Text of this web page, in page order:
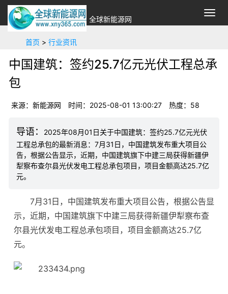
切
换
全球新能源网
首页 > 行业资讯
中国建筑：签约25.7亿元光伏工程总承
包
来源：新能源网 时间：2025-08-01 13:00:27 热度： 58
2025年08月01日关于中国建筑：签约25.7亿元光伏
工程总承包的最新消息：7月31日，中国建筑发布重大项目公
告，根据公告显示，近期，中国建筑旗下中建三局获得新疆伊
犁察布查尔县光伏发电工程总承包项目，项目金额高达25.7亿
元。
7月31日，中国建筑发布重大项目公告，根据公告显
示，近期，中国建筑旗下中建三局获得新疆伊犁察布查
尔县光伏发电工程总承包项目，项目金额高达25.7亿
元。